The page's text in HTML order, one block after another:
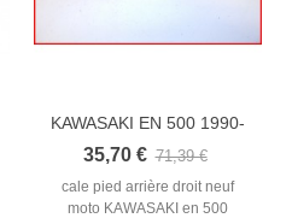
KAWASAKI EN 500 1990-
1994 REPOSE...
35,70 € 71,39 €
cale pied arrière droit neuf
moto KAWASAKI en 500